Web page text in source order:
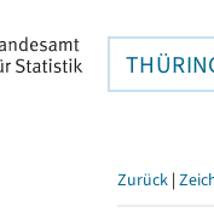
Zurück |